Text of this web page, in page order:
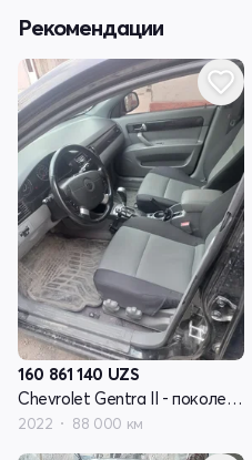
Рекомендации
160 861 140 UZS
Chevrolet Gentra II - поколение
2022 88 000 км